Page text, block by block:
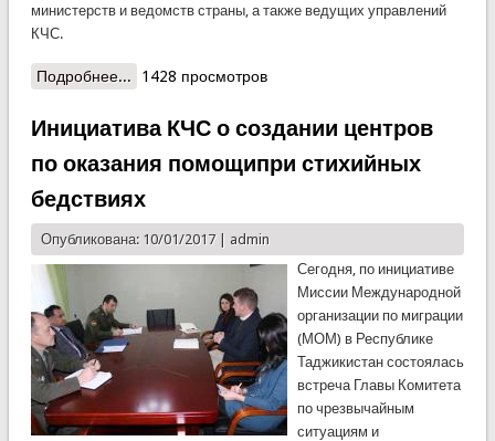
министерств и ведомств страны, а также ведущих управлений
КЧС.
Подробнее... о Заседание межведомственной рабочей группы
1428 просмотров
Инициатива КЧС о создании центров
по оказания помощипри стихийных
бедствиях
Опубликована: 10/01/2017 | admin
Сегодня, по инициативе
Миссии Международной
организации по миграции
(МОМ) в Республике
Таджикистан состоялась
встреча Главы Комитета
по чрезвычайным
ситуациям и